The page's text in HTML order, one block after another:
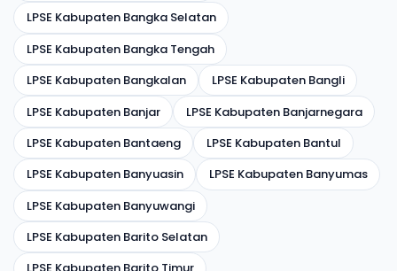
LPSE Kabupaten Bangka Selatan
LPSE Kabupaten Bangka Tengah
LPSE Kabupaten Bangkalan
LPSE Kabupaten Bangli
LPSE Kabupaten Banjar
LPSE Kabupaten Banjarnegara
LPSE Kabupaten Bantaeng
LPSE Kabupaten Bantul
LPSE Kabupaten Banyuasin
LPSE Kabupaten Banyumas
LPSE Kabupaten Banyuwangi
LPSE Kabupaten Barito Selatan